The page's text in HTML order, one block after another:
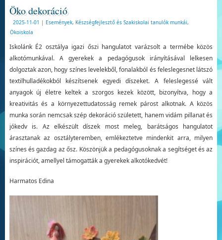
Öko dekoráció
2025-11-01 | Események, Készségfejlesztő és Szakiskolai tanulók munkái,
Ökoiskola
Iskolánk É2 osztálya igazi őszi hangulatot varázsolt a termébe közös
alkotómunkával. A gyerekek a pedagógusok irányításával lelkesen
dolgoztak azon, hogy színes levelekből, fonalakból és feleslegesnet látszó
textilhulladékokból készítsenek egyedi díszeket. A feleslegessé vált
anyagok új életre keltek a szorgos kezek között, bizonyítva, hogy a
kreativitás és a környezettudatosság remek párost alkotnak. A közös
munka során nemcsak szép dekoráció született, hanem vidám pillanat és
jókedv is. Az elkészült díszek most meleg, barátságos hangulatot
árasztanak az osztályteremben, emlékeztetve mindenkit arra, milyen
színes és gazdag az ősz. Köszönjük a pedagógusoknak a segítséget és az
inspirációt, amellyel támogatták a gyerekek alkotókedvét!
Harmatos Edina